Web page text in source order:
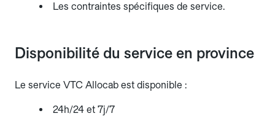
Les contraintes spécifiques de service.
Disponibilité du service en province
Le service VTC Allocab est disponible :
24h/24 et 7j/7